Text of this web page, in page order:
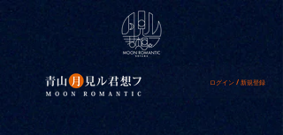
ログイン / 新規登録